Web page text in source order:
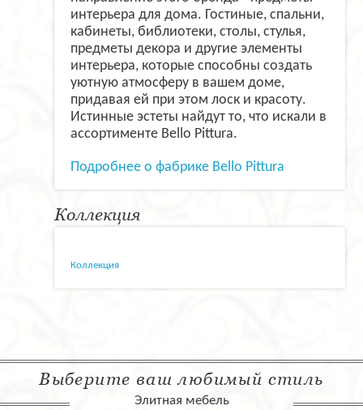
интерьера для дома. Гостиные, спальни,
кабинеты, библиотеки, столы, стулья,
предметы декора и другие элементы
интерьера, которые способны создать
уютную атмосферу в вашем доме,
придавая ей при этом лоск и красоту.
Истинные эстеты найдут то, что искали в
ассортименте Bello Pittura.
Подробнее о фабрике Bello Pittura
Коллекция
Коллекция
Выберите ваш любимый стиль
Элитная мебель